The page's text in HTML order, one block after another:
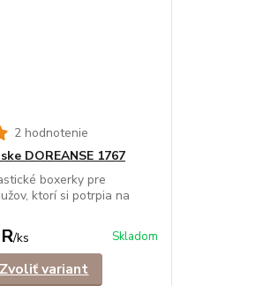
2 hodnotenie
DOREANSE 1767
boxerky pre
ktorí si potrpia na
/ks Skladom
Zvoliť variant